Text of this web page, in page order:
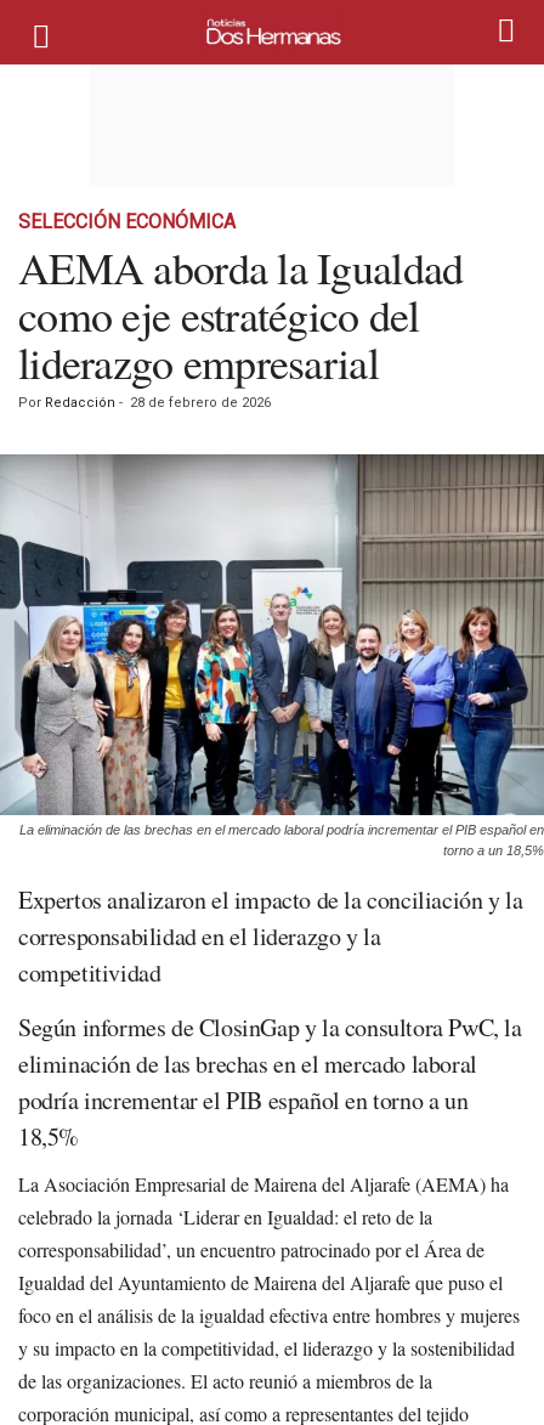
SELECCIÓN ECONÓMICA
AEMA aborda la Igualdad
como eje estratégico del
liderazgo empresarial
Por Redacción - 28 de febrero de 2026
La eliminación de las brechas en el mercado laboral podría incrementar el PIB español en
torno a un 18,5%
Expertos analizaron el impacto de la conciliación y la
corresponsabilidad en el liderazgo y la
competitividad
Según informes de ClosinGap y la consultora PwC, la
eliminación de las brechas en el mercado laboral
podría incrementar el PIB español en torno a un
18,5%
La Asociación Empresarial de Mairena del Aljarafe (AEMA) ha
celebrado la jornada ‘Liderar en Igualdad: el reto de la
corresponsabilidad’, un encuentro patrocinado por el Área de
Igualdad del Ayuntamiento de Mairena del Aljarafe que puso el
foco en el análisis de la igualdad efectiva entre hombres y mujeres
y su impacto en la competitividad, el liderazgo y la sostenibilidad
de las organizaciones. El acto reunió a miembros de la
corporación municipal, así como a representantes del tejido